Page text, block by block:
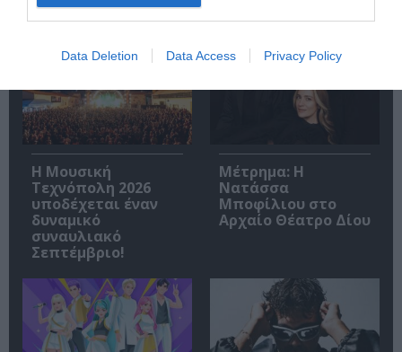
Data Deletion Data Access Privacy Policy
Σχετικά Άρθρα
Η Μουσική
Τεχνόπολη 2026
υποδέχεται έναν
δυναμικό
συναυλιακό
Σεπτέμβριο!
Μέτρημα: Η
Νατάσσα
Μποφίλιου στο
Αρχαίο Θέατρο Δίου